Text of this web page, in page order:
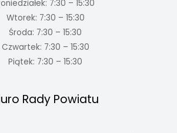
7:30 – 15:30
Wtorek: 7:30 – 15:30
Środa: 7:30 – 15:30
Czwartek: 7:30 – 15:30
Piątek: 7:30 – 15:30
Rady Powiatu